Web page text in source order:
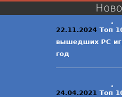
22.11.2024 Топ
вышедших PC
год
24.04.2021 Топ